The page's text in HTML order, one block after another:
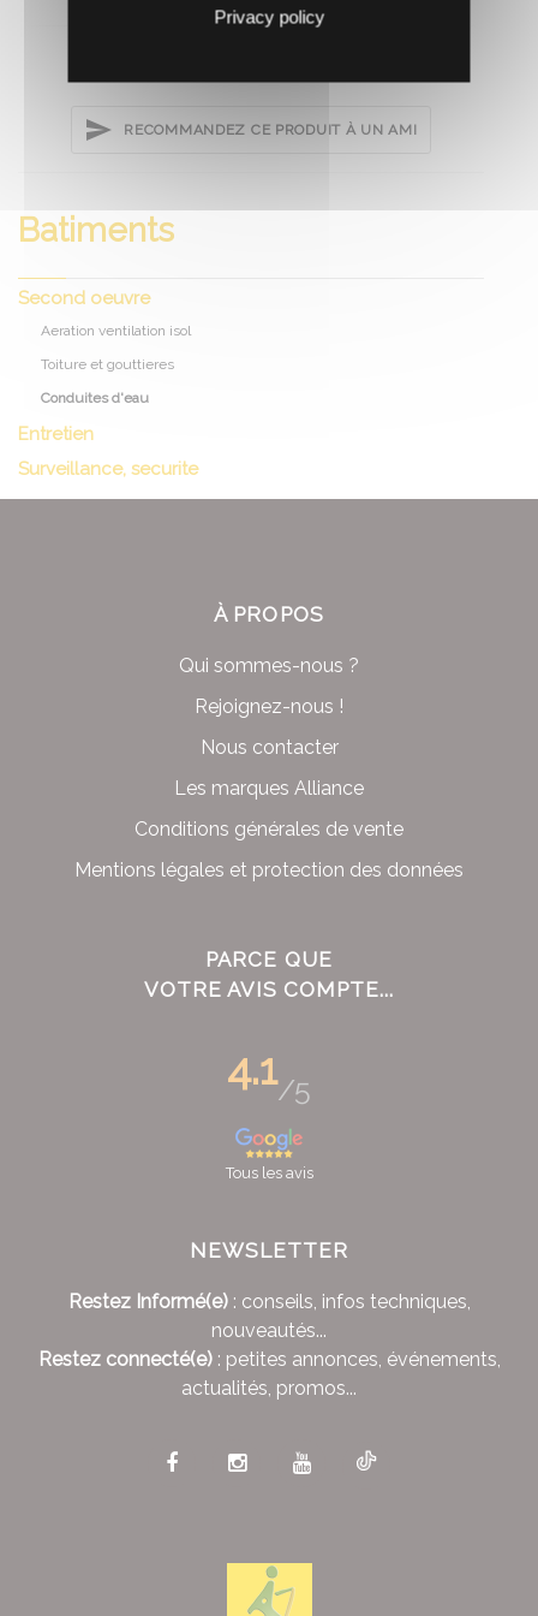
RECOMMANDEZ CE PRODUIT À UN AMI
Batiments
Second oeuvre
Aeration ventilation isol
Toiture et gouttieres
Conduites d'eau
Entretien
Surveillance, securite
À PROPOS
Qui sommes-nous ?
Rejoignez-nous !
Nous contacter
Les marques Alliance
Conditions générales de vente
Mentions légales et protection des données
PARCE QUE
VOTRE AVIS COMPTE...
4.1/5
Tous les avis
NEWSLETTER
Restez Informé(e): conseils, infos techniques,
nouveautés...
Restez connecté(e): petites annonces, événements,
actualités, promos...
Privacy policy